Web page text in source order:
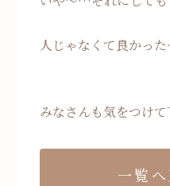
人じゃなくて良か
みなさんも気をつけ
一覧